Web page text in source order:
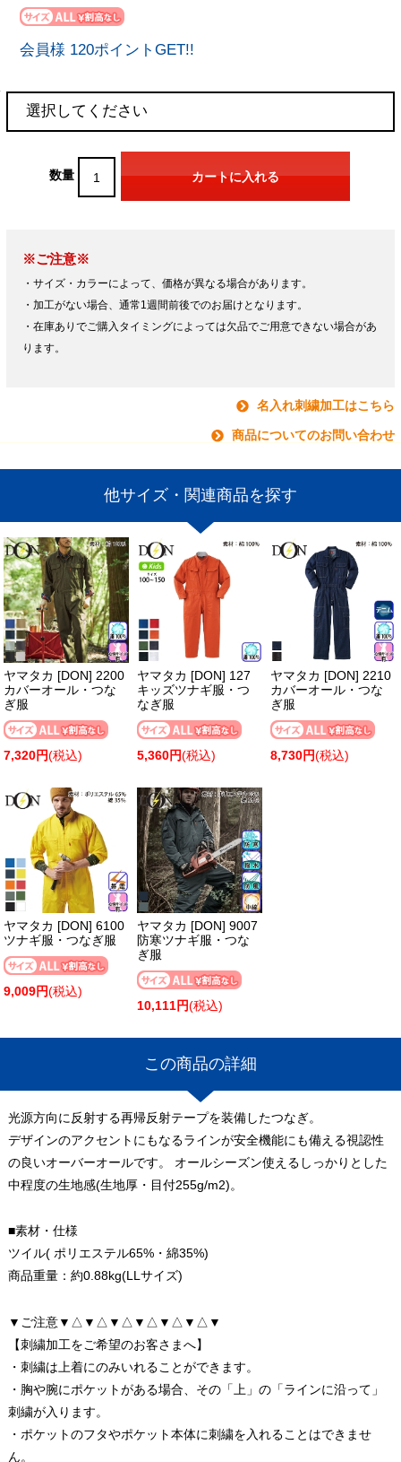
会員様 120ポイントGET!!
数量
※ご注意※
・サイズ・カラーによって、価格が異なる場合があります。
・加工がない場合、通常1週間前後でのお届けとなります。
・在庫ありでご購入タイミングによっては欠品でご用意できない場合があ
ります。
名入れ刺繍加工はこちら
商品についてのお問い合わせ
他サイズ・関連商品を探す
ヤマタカ [DON] 2200
カバーオール・つな
ぎ服
7,320円(税込)
ヤマタカ [DON] 127
キッズツナギ服・つ
なぎ服
5,360円(税込)
ヤマタカ [DON] 2210
カバーオール・つな
ぎ服
8,730円(税込)
ヤマタカ [DON] 6100
ツナギ服・つなぎ服
9,009円(税込)
ヤマタカ [DON] 9007
防寒ツナギ服・つな
ぎ服
10,111円(税込)
この商品の詳細
光源方向に反射する再帰反射テープを装備したつなぎ。
デザインのアクセントにもなるラインが安全機能にも備える視認性
の良いオーバーオールです。 オールシーズン使えるしっかりとした
中程度の生地感(生地厚・目付255g/m2)。
■素材・仕様
ツイル( ポリエステル65%・綿35%)
商品重量：約0.88kg(LLサイズ)
▼ご注意▼△▼△▼△▼△▼△▼△▼
【刺繍加工をご希望のお客さまへ】
・刺繍は上着にのみいれることができます。
・胸や腕にポケットがある場合、その「上」の「ラインに沿って」
刺繍が入ります。
・ポケットのフタやポケット本体に刺繍を入れることはできませ
ん。